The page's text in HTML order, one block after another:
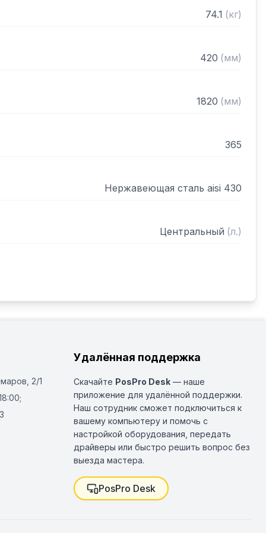
(жироуловителями)
74.1 (кг)
420 (мм)
1820 (мм)
365
Нержавеющая сталь aisi 430
Центральный (л.)
2/1
Удалённая поддержка
Скачайте PosPro Desk — наше
приложение для удалённой поддержки.
Наш сотрудник сможет подключиться к
вашему компьютеру и помочь с
настройкой оборудования, передать
драйверы или быстро решить вопрос без
выезда мастера.
PosPro Desk